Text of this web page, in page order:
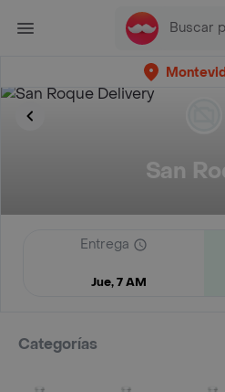
San
Entrega
Jue, 7 AM
Categorías